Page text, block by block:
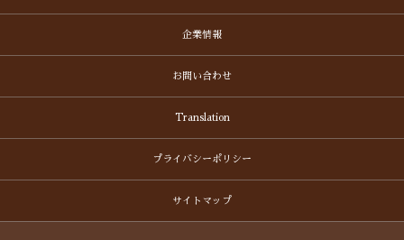
企業情報
お問い合わせ
Translation
プライバシーポリシー
サイトマップ